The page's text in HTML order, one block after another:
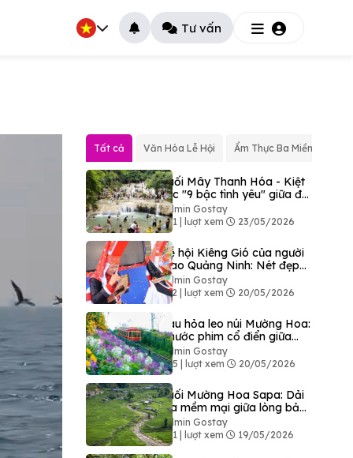
Tư vấn
Tất cả Văn Hóa Lễ Hội Ẩm Thực Ba Miền
Suối Mây Thanh Hóa - Kiệt
tác "9 bậc tình yêu" giữa đại
ngàn
Admin Gostay
381 | lượt xem
23/05/2026
Lễ hội Kiêng Gió của người
Dao Quảng Ninh: Nét đẹp
độc bản giữa đại ngàn Bình
Liêu
Admin Gostay
412 | lượt xem
20/05/2026
Tàu hỏa leo núi Mường Hoa:
Thước phim cổ điển giữa
bản làng Sapa
Admin Gostay
425 | lượt xem
20/05/2026
Suối Mường Hoa Sapa: Dải
lụa mềm mại giữa lòng bản
làng Tây Bắc
Admin Gostay
351 | lượt xem
19/05/2026